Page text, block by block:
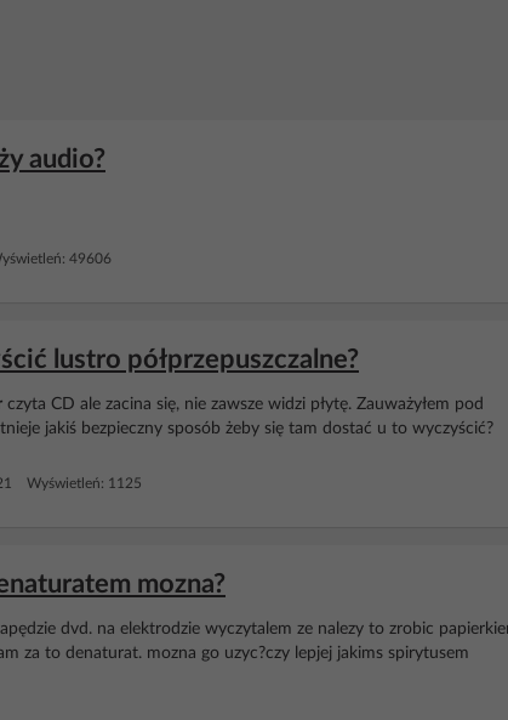
audio?
49606
lustro półprzepuszczalne?
czyta CD ale zacina się, nie zawsze widzi płytę. Zauważyłem pod
jakiś bezpieczny sposób żeby się tam dostać u to wyczyścić?
Wyświetleń: 1125
mozna?
dvd. na elektrodzie wyczytalem ze nalezy to zrobic
za to denaturat. mozna go uzyc?czy lepjej jakims spirytusem